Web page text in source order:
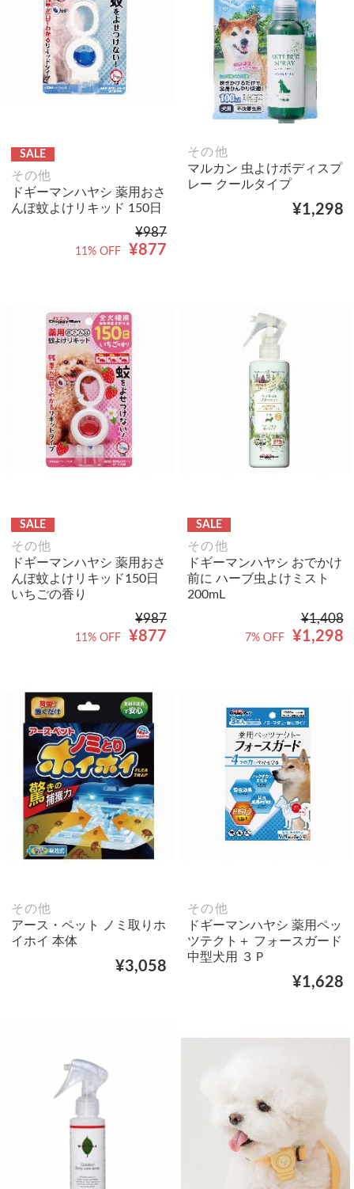
SALE
その他
ドギーマンハヤシ 薬用おさ
んぽ蚊よけリキッド 150日
¥987
¥877
11% OFF
その他
マルカン 虫よけボディスプ
レー クールタイプ
¥1,298
SALE
その他
ドギーマンハヤシ 薬用おさ
んぽ蚊よけリキッド150日
いちごの香り
¥987
¥877
11% OFF
SALE
その他
ドギーマンハヤシ おでかけ
前に ハーブ虫よけミスト
200mL
¥1,408
¥1,298
7% OFF
その他
アース・ペット ノミ取りホ
イホイ 本体
¥3,058
その他
ドギーマンハヤシ 薬用ペッ
ツテクト＋ フォースガード
中型犬用 ３Ｐ
¥1,628